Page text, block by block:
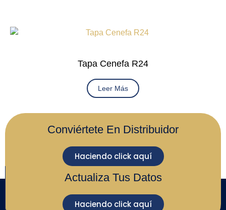
Tapa Cenefa R24
Leer Más
Conviértete En Distribuidor
Haciendo click aquí
Actualiza Tus Datos
Haciendo click aquí